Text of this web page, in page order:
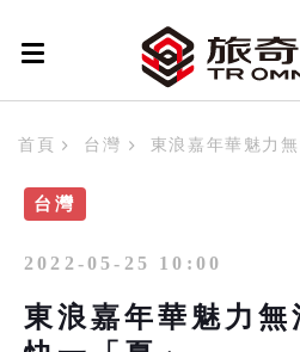
首頁 台灣 東浪嘉年華魅力
台灣
2022-05-25 10:00
東浪嘉年華魅力